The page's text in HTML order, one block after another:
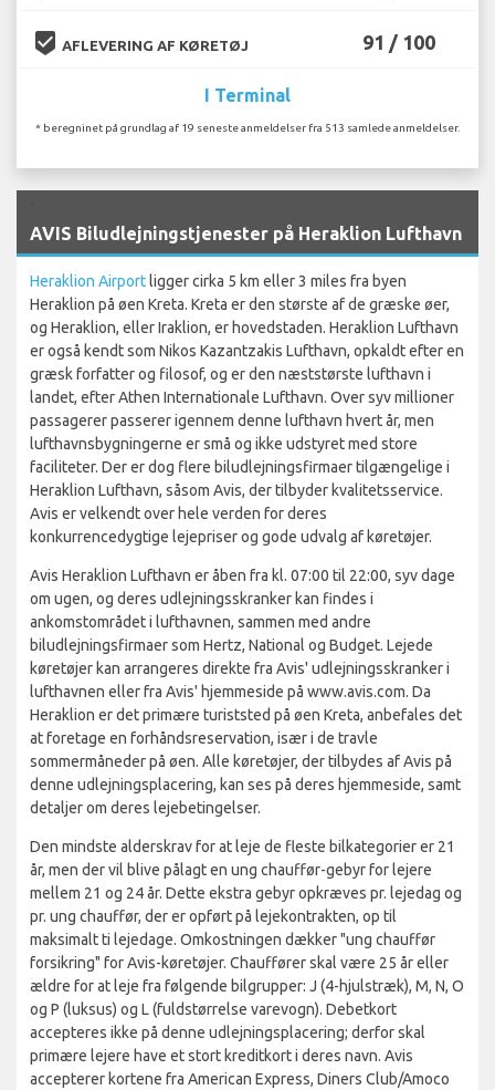
beenhere AFLEVERING AF KØRETØJ 91 / 100
I Terminal
* beregninet på grundlag af 19 seneste anmeldelser fra 513 samlede anmeldelser.
AVIS Biludlejningstjenester på Heraklion Lufthavn
Heraklion Airport ligger cirka 5 km eller 3 miles fra byen
Heraklion på øen Kreta. Kreta er den største af de græske øer,
og Heraklion, eller Iraklion, er hovedstaden. Heraklion Lufthavn
er også kendt som Nikos Kazantzakis Lufthavn, opkaldt efter en
græsk forfatter og filosof, og er den næststørste lufthavn i
landet, efter Athen Internationale Lufthavn. Over syv millioner
passagerer passerer igennem denne lufthavn hvert år, men
lufthavnsbygningerne er små og ikke udstyret med store
faciliteter. Der er dog flere biludlejningsfirmaer tilgængelige i
Heraklion Lufthavn, såsom Avis, der tilbyder kvalitetsservice.
Avis er velkendt over hele verden for deres
konkurrencedygtige lejepriser og gode udvalg af køretøjer.
Avis Heraklion Lufthavn er åben fra kl. 07:00 til 22:00, syv dage
om ugen, og deres udlejningsskranker kan findes i
ankomstområdet i lufthavnen, sammen med andre
biludlejningsfirmaer som Hertz, National og Budget. Lejede
køretøjer kan arrangeres direkte fra Avis' udlejningsskranker i
lufthavnen eller fra Avis' hjemmeside på www.avis.com. Da
Heraklion er det primære turiststed på øen Kreta, anbefales det
at foretage en forhåndsreservation, især i de travle
sommermåneder på øen. Alle køretøjer, der tilbydes af Avis på
denne udlejningsplacering, kan ses på deres hjemmeside, samt
detaljer om deres lejebetingelser.
Den mindste alderskrav for at leje de fleste bilkategorier er 21
år, men der vil blive pålagt en ung chauffør-gebyr for lejere
mellem 21 og 24 år. Dette ekstra gebyr opkræves pr. lejedag og
pr. ung chauffør, der er opført på lejekontrakten, op til
maksimalt ti lejedage. Omkostningen dækker "ung chauffør
forsikring" for Avis-køretøjer. Chauffører skal være 25 år eller
ældre for at leje fra følgende bilgrupper: J (4-hjulstræk), M, N, O
og P (luksus) og L (fuldstørrelse varevogn). Debetkort
accepteres ikke på denne udlejningsplacering; derfor skal
primære lejere have et stort kreditkort i deres navn. Avis
accepterer kortene fra American Express, Diners Club/Amoco